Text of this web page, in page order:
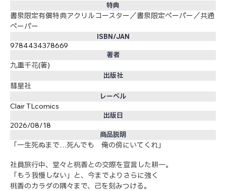
特典
書泉限定有償特典アクリルコースター／書泉限定ペーパー／共通
ペーパー
ISBN/JAN
9784434378669
著者
九重千花(著)
出版社
彗星社
レーベル
Clair TLcomics
出版日
2026/08/18
商品説明
「一生死ぬまで…死んでも 俺の傍にいてくれ」
社員旅行中、堂々と桃香との交際を宣言した耕一。
「もう我慢しない」と、今までよりさらに強く
桃香のカラダの隅々まで、己を刻みつける。